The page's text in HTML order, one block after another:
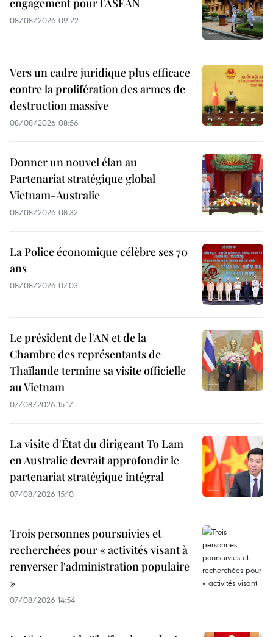
engagement pour l'ASEAN
08/08/2026 09:22
Vers un cadre juridique plus efficace
contre la prolifération des armes de
destruction massive
08/08/2026 08:56
Donner un nouvel élan au
Partenariat stratégique global
Vietnam-Australie
08/08/2026 08:32
La Police économique célèbre ses 70
ans
08/08/2026 07:03
Le président de l'AN et de la
Chambre des représentants de
Thaïlande termine sa visite officielle
au Vietnam
07/08/2026 15:17
La visite d'État du dirigeant To Lam
en Australie devrait approfondir le
partenariat stratégique intégral
07/08/2026 15:10
Trois personnes poursuivies et
recherchées pour « activités visant à
renverser l'administration populaire
»
07/08/2026 14:54